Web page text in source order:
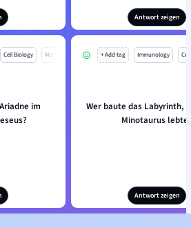
Antwort zeigen
Cell Biology Mo
im
+ Add tag Immunology
Wer baute das Labyrinth,
Minotaurus
Antwort zeigen